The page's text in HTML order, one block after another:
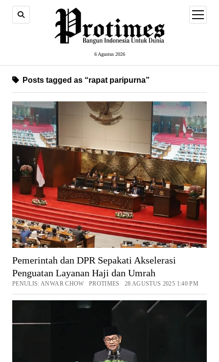
6 Agustus 2026
open
menu
Posts tagged as “rapat paripurna”
Pemerintah dan DPR Sepakati Akselerasi
Penguatan Layanan Haji dan Umrah
PENULIS: ANWAR CHOW PROTIMES 28 AGUSTUS 2025 1:40 PM